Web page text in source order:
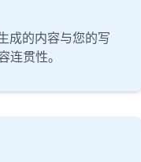
成的内容与您的写
连贯性。